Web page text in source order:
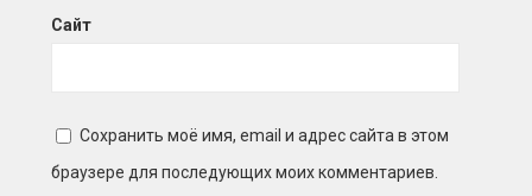
Сайт
Сохранить моё имя, email и адрес сайта в этом
браузере для последующих моих комментариев.